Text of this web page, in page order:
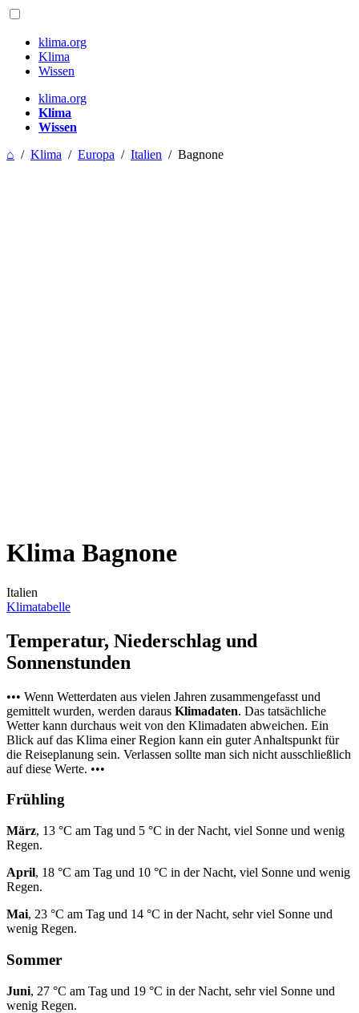
klima.org
Klima
Wissen
klima.org
Klima
Wissen
⌂ / Klima / Europa / Italien / Bagnone
Klima Bagnone
Italien
Klimatabelle
Temperatur, Niederschlag und
Sonnenstunden
••• Wenn Wetterdaten aus vielen Jahren zusammengefasst und
gemittelt wurden, werden daraus Klimadaten. Das tatsächliche
Wetter kann durchaus weit von den Klimadaten abweichen. Ein
Blick auf das Klima einer Region kann ein guter Anhaltspunkt für
die Reiseplanung sein. Verlassen sollte man sich nicht ausschließlich
auf diese Werte. •••
Frühling
März, 13 °C am Tag und 5 °C in der Nacht, viel Sonne und wenig
Regen.
April, 18 °C am Tag und 10 °C in der Nacht, viel Sonne und wenig
Regen.
Mai, 23 °C am Tag und 14 °C in der Nacht, sehr viel Sonne und
wenig Regen.
Sommer
Juni, 27 °C am Tag und 19 °C in der Nacht, sehr viel Sonne und
wenig Regen.